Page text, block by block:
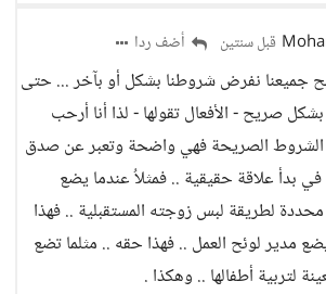
قبل سنتين أضف ردا
جميعنا نفرض شروطنا بشكل أو بآخر ... حتى
بشكل صريح - الأفعال تقولها - لذا أنا أرحب
الشروط الصريحة فهي واضحة وتعبر عن صدق
في بدأ علاقة حقيقية .. فمثلاُ عندما يضع
لطريقة لبس زوجته المستقبلية .. فهذا
مدير لوئح العمل .. فهذا حقه .. مثلما تضع
لتربية أطفالها .. وهكذا .